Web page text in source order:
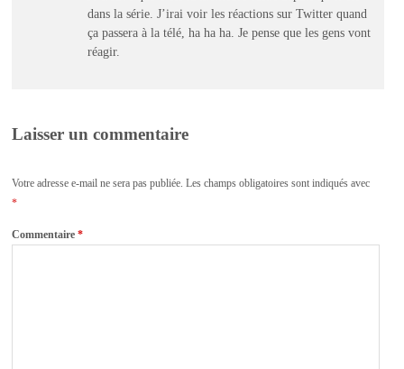
dans la série. J’irai voir les réactions sur Twitter quand
ça passera à la télé, ha ha ha. Je pense que les gens vont
réagir.
Laisser un commentaire
Votre adresse e-mail ne sera pas publiée. Les champs obligatoires sont indiqués avec
*
Commentaire*